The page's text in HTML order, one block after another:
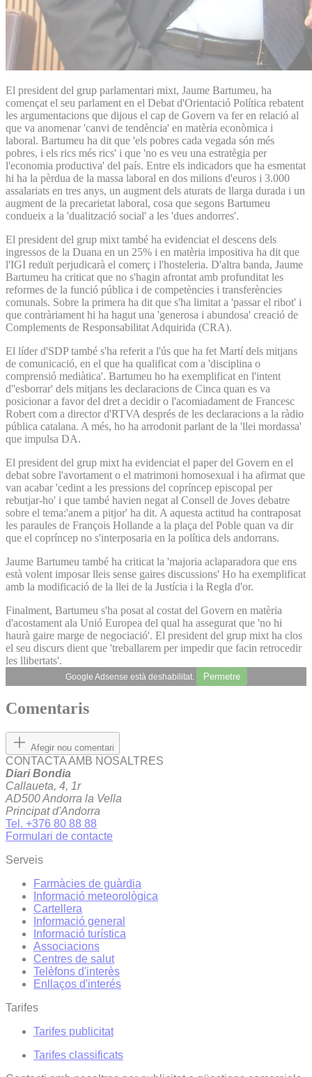
El president del grup parlamentari mixt, Jaume Bartumeu, ha
començat el seu parlament en el Debat d'Orientació Política rebatent
les argumentacions que dijous el cap de Govern va fer en relació al
que va anomenar 'canvi de tendència' en matèria econòmica i
laboral. Bartumeu ha dit que 'els pobres cada vegada són més
pobres, i els rics més rics' i que 'no es veu una estratègia per
l'economia productiva' del país. Entre els indicadors que ha esmentat
hi ha la pèrdua de la massa laboral en dos milions d'euros i 3.000
assalariats en tres anys, un augment dels aturats de llarga durada i un
augment de la precarietat laboral, cosa que segons Bartumeu
condueix a la 'dualització social' a les 'dues andorres'.
El president del grup mixt també ha evidenciat el descens dels
ingressos de la Duana en un 25% i en matèria impositiva ha dit que
l'IGI reduït perjudicarà el comerç i l'hosteleria. D'altra banda, Jaume
Bartumeu ha criticat que no s'hagin afrontat amb profunditat les
reformes de la funció pública i de competències i transferències
comunals. Sobre la primera ha dit que s'ha limitat a 'passar el ribot' i
que contràriament hi ha hagut una 'generosa i abundosa' creació de
Complements de Responsabilitat Adquirida (CRA).
El líder d'SDP també s'ha referit a l'ús que ha fet Martí dels mitjans
de comunicació, en el que ha qualificat com a 'disciplina o
comprensió mediàtica'. Bartumeu ho ha exemplificat en l'intent
d''esborrar' dels mitjans les declaracions de Cinca quan es va
posicionar a favor del dret a decidir o l'acomiadament de Francesc
Robert com a director d'RTVA després de les declaracions a la ràdio
pública catalana. A més, ho ha arrodonit parlant de la 'llei mordassa'
que impulsa DA.
El president del grup mixt ha evidenciat el paper del Govern en el
debat sobre l'avortament o el matrimoni homosexual i ha afirmat que
van acabar 'cedint a les pressions del copríncep episcopal per
rebutjar-ho' i que també havien negat al Consell de Joves debatre
sobre el tema:'anem a pitjor' ha dit. A aquesta actitud ha contraposat
les paraules de François Hollande a la plaça del Poble quan va dir
que el copríncep no s'interposaria en la política dels andorrans.
Jaume Bartumeu també ha criticat la 'majoria aclaparadora que ens
està volent imposar lleis sense gaires discussions' Ho ha exemplificat
amb la modificació de la llei de la Justícia i la Regla d'or.
Finalment, Bartumeu s'ha posat al costat del Govern en matèria
d'acostament ala Unió Europea del qual ha assegurat que 'no hi
haurà gaire marge de negociació'. El president del grup mixt ha clos
el seu discurs dient que 'treballarem per impedir que facin retrocedir
les llibertats'.
Google Adsense està deshabilitat. Permetre
Comentaris
Afegir nou comentari
CONTACTA AMB NOSALTRES
Diari Bondia
Callaueta, 4, 1r
AD500 Andorra la Vella
Principat d'Andorra
Tel. +376 80 88 88
Formulari de contacte
Serveis
Farmàcies de guàrdia
Informació meteorològica
Cartellera
Informació general
Informació turística
Associacions
Centres de salut
Telèfons d'interès
Enllaços d'interés
Tarifes
Tarifes publicitat
Tarifes classificats